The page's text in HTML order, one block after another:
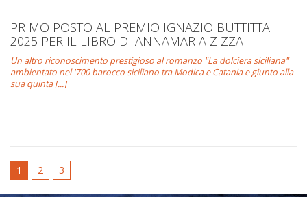
PRIMO POSTO AL PREMIO IGNAZIO BUTTITTA
2025 PER IL LIBRO DI ANNAMARIA ZIZZA
Un altro riconoscimento prestigioso al romanzo "La dolciera siciliana"
ambientato nel '700 barocco siciliano tra Modica e Catania e giunto alla
sua quinta [...]
1 2 3